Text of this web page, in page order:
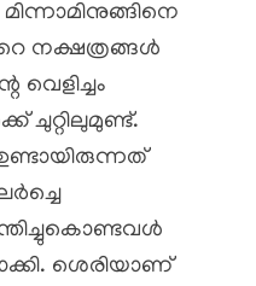
നക്ഷത്രങ്ങൾ
വെളിച്ചം
ചുറ്റിലുമുണ്ട്.
ശെരിയാണ്